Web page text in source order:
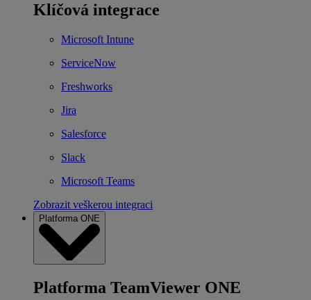
Klíčová integrace
Microsoft Intune
ServiceNow
Freshworks
Jira
Salesforce
Slack
Microsoft Teams
Zobrazit veškerou integraci
Platforma ONE
Platforma TeamViewer ONE